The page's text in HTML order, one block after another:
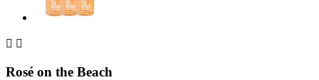
 
Rosé on the Beach